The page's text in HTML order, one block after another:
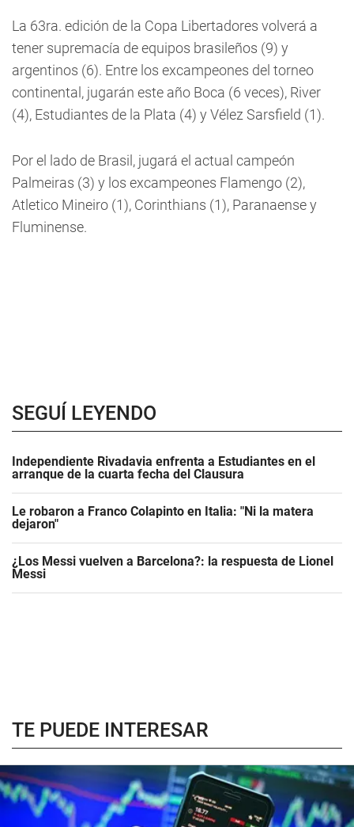
La 63ra. edición de la Copa Libertadores volverá a
tener supremacía de equipos brasileños (9) y
argentinos (6). Entre los excampeones del torneo
continental, jugarán este año Boca (6 veces), River
(4), Estudiantes de la Plata (4) y Vélez Sarsfield (1).
Por el lado de Brasil, jugará el actual campeón
Palmeiras (3) y los excampeones Flamengo (2),
Atletico Mineiro (1), Corinthians (1), Paranaense y
Fluminense.
SEGUÍ LEYENDO
Independiente Rivadavia enfrenta a Estudiantes en el
arranque de la cuarta fecha del Clausura
Le robaron a Franco Colapinto en Italia: "Ni la matera
dejaron"
¿Los Messi vuelven a Barcelona?: la respuesta de Lionel
Messi
TE PUEDE INTERESAR